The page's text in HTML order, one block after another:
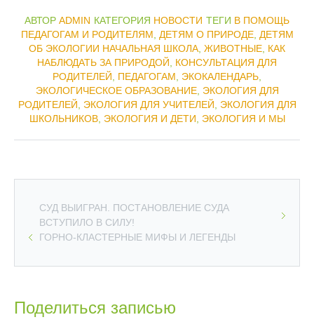
АВТОР ADMIN КАТЕГОРИЯ НОВОСТИ ТЕГИ В ПОМОЩЬ
ПЕДАГОГАМ И РОДИТЕЛЯМ
ДЕТЯМ О ПРИРОДЕ, ДЕТЯМ
ОБ ЭКОЛОГИИ НАЧАЛЬНАЯ ШКОЛА ЖИВОТНЫЕ КАК
НАБЛЮДАТЬ ЗА ПРИРОДОЙ
КОНСУЛЬТАЦИЯ ДЛЯ
РОДИТЕЛЕЙ
ПЕДАГОГАМ ЭКОКАЛЕНДАРЬ
ЭКОЛОГИЧЕСКОЕ ОБРАЗОВАНИЕ, ЭКОЛОГИЯ ДЛЯ
РОДИТЕЛЕЙ
ЭКОЛОГИЯ ДЛЯ УЧИТЕЛЕЙ
ЭКОЛОГИЯ ДЛЯ
ШКОЛЬНИКОВ, ЭКОЛОГИЯ И ДЕТИ ЭКОЛОГИЯ И МЫ
СУД ВЫИГРАН. ПОСТАНОВЛЕНИЕ СУДА
ВСТУПИЛО В СИЛУ!
ГОРНО-КЛАСТЕРНЫЕ МИФЫ И ЛЕГЕНДЫ
Поделиться записью